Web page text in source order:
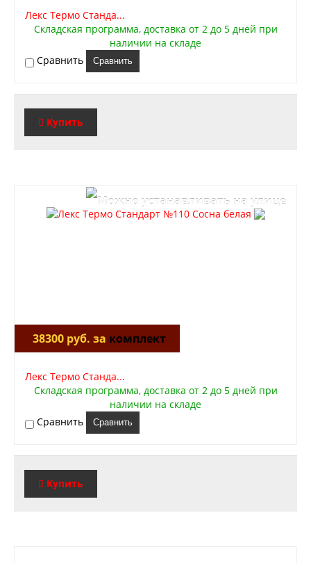
Лекс Термо Станда...
Складская программа, доставка от 2 до 5 дней при
наличии на складе
Сравнить
Сравнить
Купить
38300 руб. за комплект
Лекс Термо Станда...
Складская программа, доставка от 2 до 5 дней при
наличии на складе
Сравнить
Сравнить
Купить